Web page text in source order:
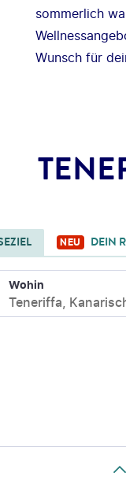
sommerlich
Wunsch für
NEU DEIN
Wohin